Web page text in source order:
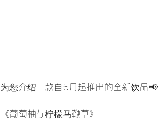
为您介绍一款自5月起推出的全新饮品📢
《葡萄柚与柠檬马鞭草》